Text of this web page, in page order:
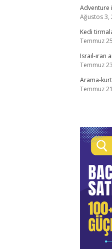
Adventure
Ağustos 3,
Kedi
Temmuz
Israıl-ıran
Temmuz
Arama-
Temmuz